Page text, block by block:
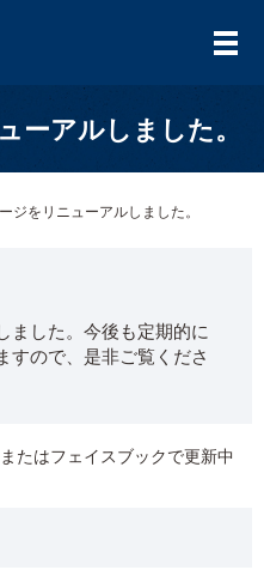
メ
ーアルしました。
ジをリニューアルしました。
ました。今後も定期的に
すので、是非ご覧くださ
たはフェイスブックで更新中